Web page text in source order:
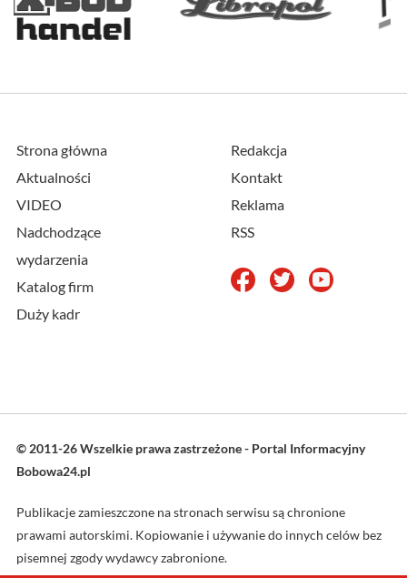
Strona główna
Aktualności
VIDEO
Nadchodzące
wydarzenia
Katalog firm
Duży kadr
Redakcja
Kontakt
Reklama
RSS
© 2011-26 Wszelkie prawa zastrzeżone - Portal Informacyjny
Bobowa24.pl
Publikacje zamieszczone na stronach serwisu są chronione
prawami autorskimi. Kopiowanie i używanie do innych celów bez
pisemnej zgody wydawcy zabronione.